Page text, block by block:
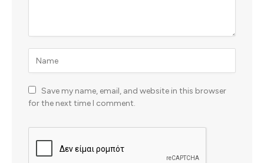
Save my name, email, and website in this browser
for the next time I comment.